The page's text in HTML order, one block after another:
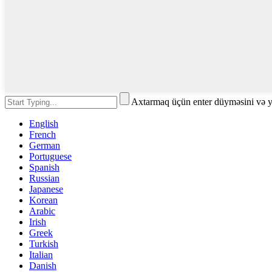
Axtarmaq üçün enter düyməsini və
English
French
German
Portuguese
Spanish
Russian
Japanese
Korean
Arabic
Irish
Greek
Turkish
Italian
Danish